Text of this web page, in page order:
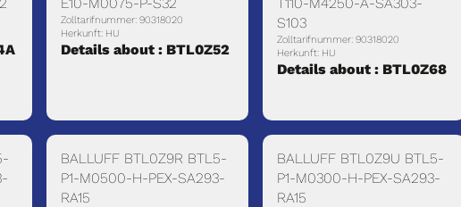
Zolltarifnummer: 90318020
Herkunft: HU
Details about : BTL0Z52
S103
Zolltarifnummer: 90318020
Herkunft: HU
Details about : BTL0Z68
BALLUFF BTL0Z9R BTL5-
P1-M0500-H-PEX-SA293-
RA15
BALLUFF BTL0Z9U BTL5-
P1-M0300-H-PEX-SA293-
RA15